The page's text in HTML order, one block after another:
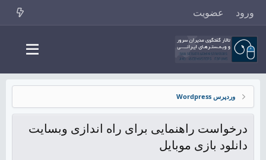
ورود عضویت
وردپرس Wordpress
درخواست راهنمایی برای راه اندازی وبسایت
دانلود بازی موبایل